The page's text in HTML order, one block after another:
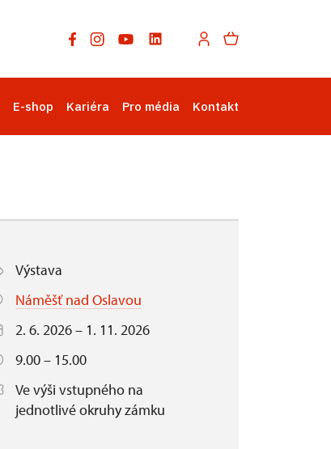
E-shop Kariéra Pro média Kontakt
Výstava
Náměšť nad Oslavou
2. 6. 2026 – 1. 11. 2026
9.00 – 15.00
Ve výši vstupného na
jednotlivé okruhy zámku